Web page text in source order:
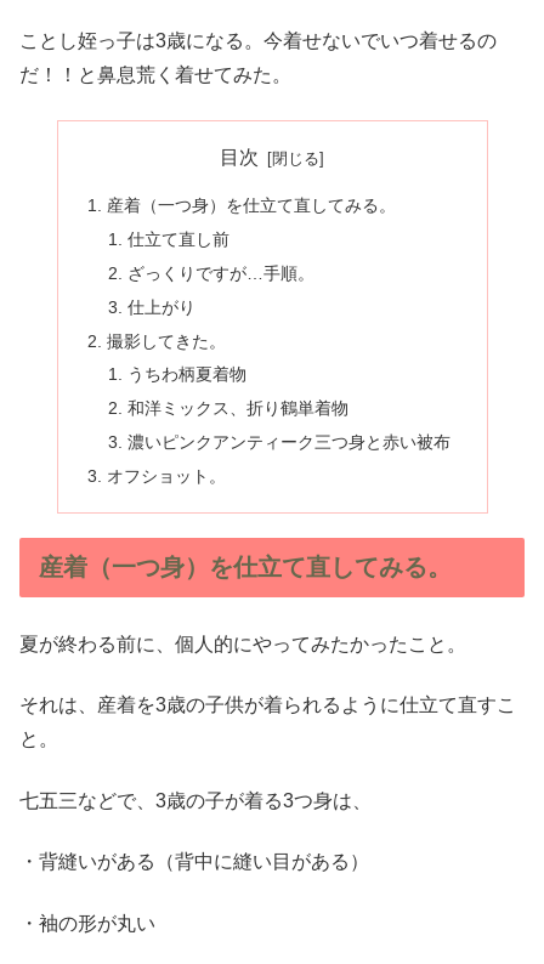
ことし姪っ子は3歳になる。今着せないでいつ着せるの
だ！！と鼻息荒く着せてみた。
目次
産着（一つ身）を仕立て直してみる。
仕立て直し前
ざっくりですが…手順。
仕上がり
撮影してきた。
うちわ柄夏着物
和洋ミックス、折り鶴単着物
濃いピンクアンティーク三つ身と赤い被布
オフショット。
産着（一つ身）を仕立て直してみる。
夏が終わる前に、個人的にやってみたかったこと。
それは、産着を3歳の子供が着られるように仕立て直すこ
と。
七五三などで、3歳の子が着る3つ身は、
・背縫いがある（背中に縫い目がある）
・袖の形が丸い